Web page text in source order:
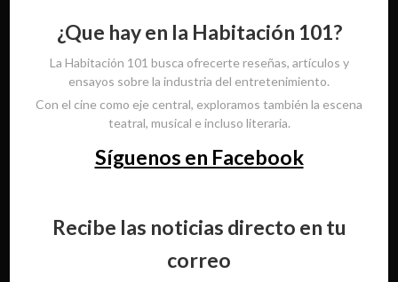
¿Que hay en la Habitación 101?
La Habitación 101 busca ofrecerte reseñas, artículos y
ensayos sobre la industria del entretenimiento.
Con el cine como eje central, exploramos también la escena
teatral, musical e incluso literaria.
Síguenos en Facebook
Recibe las noticias directo en tu
correo